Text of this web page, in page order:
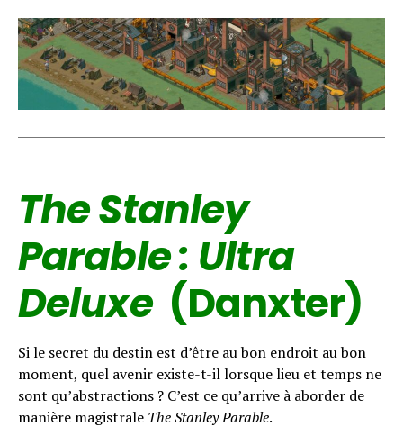
The Stanley
Parable : Ultra
Deluxe (Danxter)
Si le secret du destin est d’être au bon endroit au bon
moment, quel avenir existe-t-il lorsque lieu et temps ne
sont qu’abstractions ? C’est ce qu’arrive à aborder de
manière magistrale The Stanley Parable.